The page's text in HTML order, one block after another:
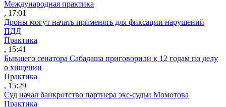
Международная практика
, 17:01
Дроны могут начать применять для фиксации нарушений
ПДД
Практика
, 15:41
Бывшего сенатора Сабадаша приговорили к 12 годам по делу
о хищении
Практика
, 15:29
Суд начал банкротство партнера экс-судьи Момотова
Практика